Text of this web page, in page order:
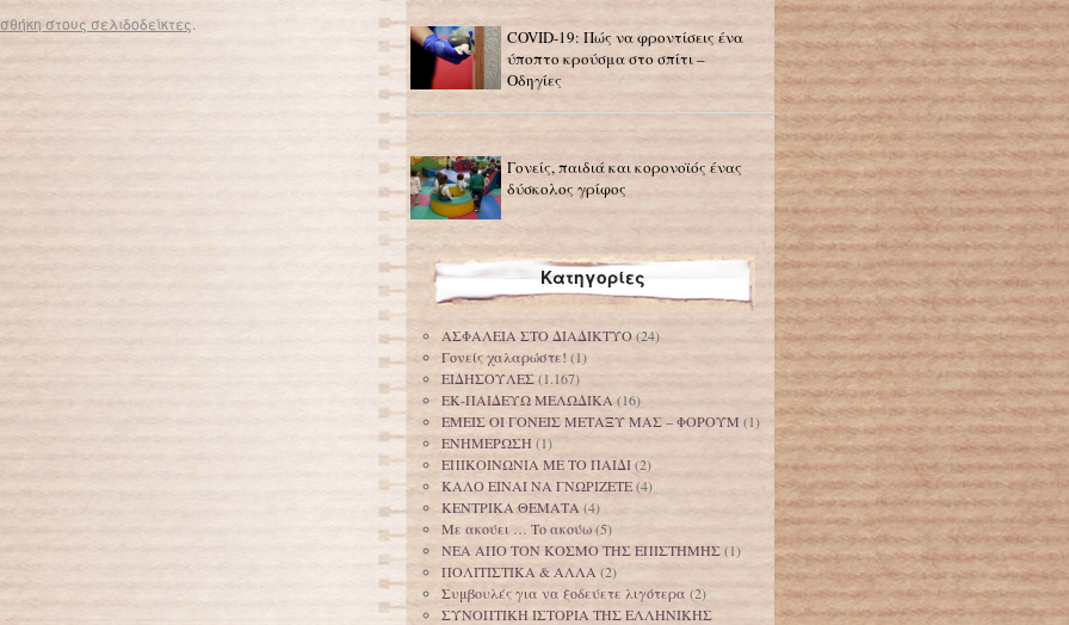
στους σελιδοδείκτες.
COVID-19: Πώς να φροντίσεις ένα
ύποπτο κρούσμα στο σπίτι –
Οδηγίες
Γονείς, παιδιά και κορονοϊός ένας
δύσκολος γρίφος
Κατηγορίες
ΑΣΦΑΛΕΙΑ ΣΤΟ ΔΙΑΔΙΚΤΥΟ(24)
Γονείς χαλαρώστε! (1)
ΕΙΔΗΣΟΥΛΕΣ(1.167)
ΕΚ-ΠΑΙΔΕΥΩ ΜΕΛΩΔΙΚΑ (16)
ΕΜΕΙΣ ΟΙ ΓΟΝΕΙΣ ΜΕΤΑΞΥ ΜΑΣ – ΦΟΡΟΥΜ (1)
ΕΝΗΜΕΡΩΣΗ(1)
ΕΠΙΚΟΙΝΩΝΙΑ ΜΕ ΤΟ ΠΑΙΔΙ(2)
ΚΑΛΟ ΕΙΝΑΙ ΝΑ ΓΝΩΡΙΖΕΤΕ(4)
ΚΕΝΤΡΙΚΑ ΘΕΜΑΤΑ (4)
Με ακούει … Το ακούω(5)
ΝΕΑ ΑΠΟ ΤΟΝ ΚΟΣΜΟ ΤΗΣ ΕΠΙΣΤΗΜΗΣ(1)
ΠΟΛΙΤΙΣΤΙΚΑ & ΑΛΛΑ (2)
Συμβουλές για να ξοδεύετε λιγότερα (2)
ΣΥΝΟΠΤΙΚΗ ΙΣΤΟΡΙΑ ΤΗΣ ΕΛΛΗΝΙΚΗΣ